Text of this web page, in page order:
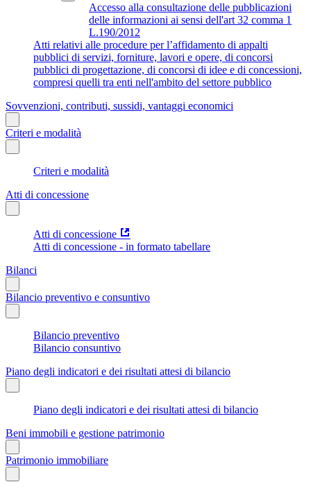
Accesso alla consultazione delle pubblicazioni
delle informazioni ai sensi dell'art 32 comma 1
L.190/2012
Atti relativi alle procedure per l’affidamento di appalti
pubblici di servizi, forniture, lavori e opere, di concorsi
pubblici di progettazione, di concorsi di idee e di concessioni,
compresi quelli tra enti nell'ambito del settore pubblico
Sovvenzioni, contributi, sussidi, vantaggi economici
Criteri e modalità
Criteri e modalità
Atti di concessione
Atti di concessione
Atti di concessione - in formato tabellare
Bilanci
Bilancio preventivo e consuntivo
Bilancio preventivo
Bilancio consuntivo
Piano degli indicatori e dei risultati attesi di bilancio
Piano degli indicatori e dei risultati attesi di bilancio
Beni immobili e gestione patrimonio
Patrimonio immobiliare